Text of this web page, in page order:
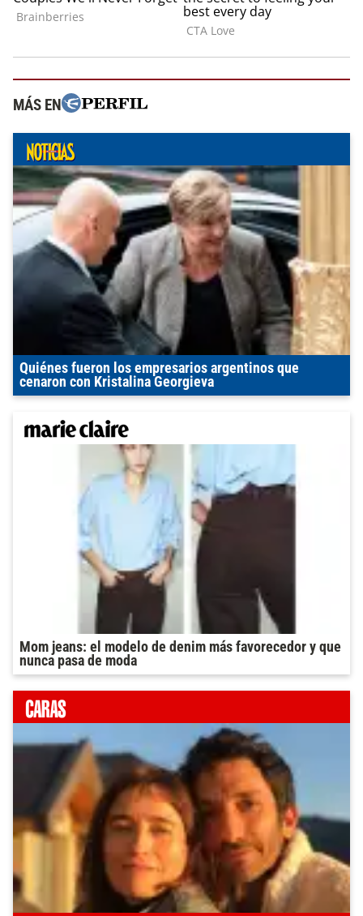
MÁS EN
Quiénes fueron los empresarios argentinos que
cenaron con Kristalina Georgieva
Mom jeans: el modelo de denim más favorecedor y que
nunca pasa de moda